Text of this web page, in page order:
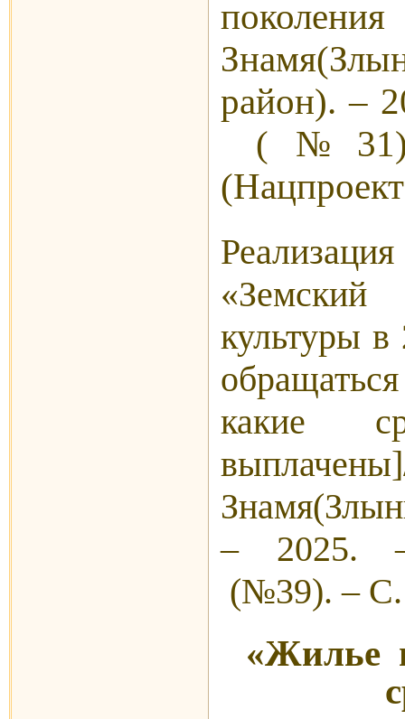
район). –
культуры
какие
– 2025.
(№39). –
«Жилье